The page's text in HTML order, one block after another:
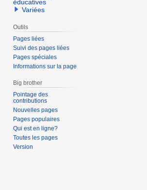
éducatives
Variées
Outils
Pages liées
Suivi des pages liées
Pages spéciales
Informations sur la page
Big brother
Pointage des
contributions
Nouvelles pages
Pages populaires
Qui est en ligne?
Toutes les pages
Version